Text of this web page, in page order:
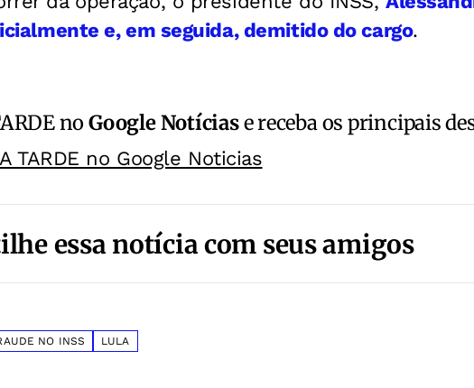
e, em seguida, demitido do cargo.
noGoogle Notíciase receba os principais
TARDE no Google Noticias
essa notícia com seus amigos
NO INSS LULA